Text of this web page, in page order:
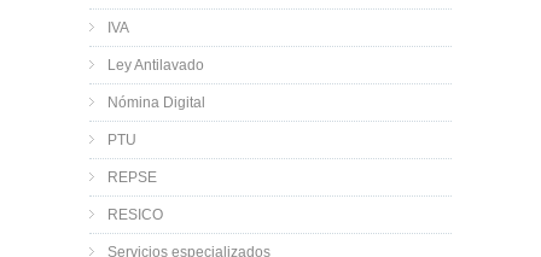
IVA
Ley Antilavado
Nómina Digital
PTU
REPSE
RESICO
Servicios especializados